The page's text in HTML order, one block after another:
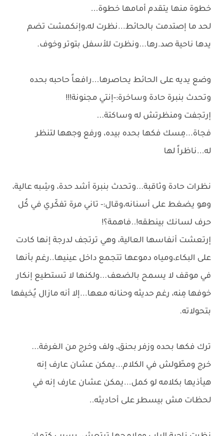
خطوة منها يتقدم أمامها خطوة...
لحد ما إصتدمت بالحائط...نظرت له،وإنكمشت تضم
يدها ناحية صد.رها...ونظرت للأسفل بتوتر وخوف.
وضع يديه على الحائط يحاصرها...رافعاً حاحبه بحده
وتحدث بنبرة حادة وساخرة:-إنتي مجنونة!!!
إرتجفت ومنظرتش له وساكتة...
فجاة...مِسك فكها بحده بيده، ورفع وجهها لتنظر
له...ناظراً لها
نظرات حادة وثاقبة...وتحدث بنبرة أشد حدة، وشِبه عالية،
وهو يضغط على أسنانه،وقال:- تاني مرة تفكّري في كُل
حرف لسانك بينطقه!..فاهمة؟!
إرتعشت أنفاسها العالية، وهي ترتجف لدرجة إنها كادت
على البكاء،ومياه دموعها تتجمع داخل عينيها..رغم بأنها
في موقف لا يسمح بالضعف...ولكنها لا تستطيع إنكار
خوفها مِنه، رغم حديثه وحنانه معها...إلا أنه مازال يُخيفها
بتحولاته.
ترك فكها بحده وزفر بحنق، ولف وخرج من الغرفة...
خرج ومطّولش في الكلام...يمكن عشان عارف إنه
هيأذيها بكلامه لو كمل...يمكن عشان عارف إنه في
لحظات مش بيسطر على أحاديثه..